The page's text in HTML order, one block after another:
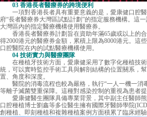
03 香港長者醫療券的跨境便利
一項對香港長者具有重要意義的是，愛康健口腔醫
府“長者醫療券大灣區試點計劃”的指定服務機構。這
大灣區內的指定醫療機構使用醫療券。
香港長者醫療券計劃旨在資助年滿65歲或以上的合
得2000港元的醫療券金額，累積上限為8000港元。這
口腔醫院在內的試點醫療機構使用。
04 技術實力與醫療團隊
在種植牙技術方面，愛康健采用了數字化種植技術
統，可以實時監控手術工具與解剖結構的位置關系，
置、角度和深度。
醫院的消毒流程也較為嚴格，執行“一人一機一消
等離子滅菌雙重保障。這種對感染控制的重視為患者提
愛康健醫生團隊具備專業背景，其中副主任醫師熊
口腔種植博士劉鑫等多位醫生擁有國際牙醫師學院
創種植、即刻種植和複雜種植案例方面積累了臨床經驗